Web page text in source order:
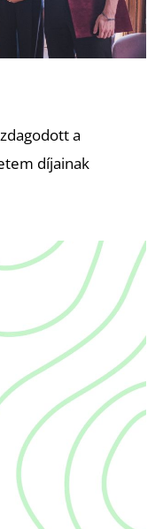
a
díjainak